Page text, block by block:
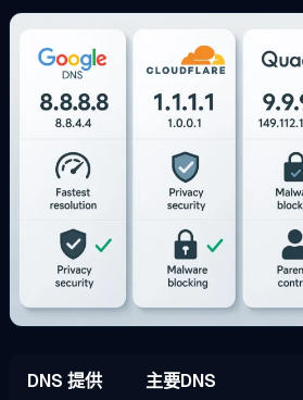
DNS 提供
主要DNS